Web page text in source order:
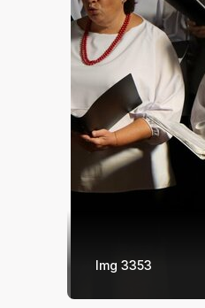
Img 3353